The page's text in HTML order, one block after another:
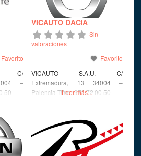
Favorito
C/
–
50
VICAUTO DACIA
Sin
valoraciones
Favorito
VICAUTO S.A.U. C/
Extremadura, 13 34004 –
Palencia Tlfno: 979 72 00 50
Leer más...